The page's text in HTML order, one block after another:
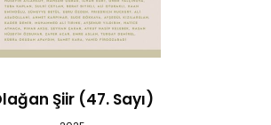
Şiir (47. Sayı)